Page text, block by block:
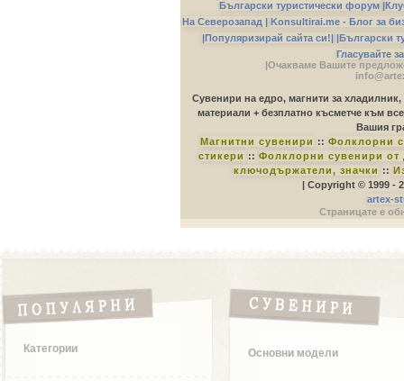
Български туристически форум |
На Северозапад | Konsultirai.me - Блог за
|Популяризирай сайта си!| |Български
Гласувайте
|Очакваме Вашите
Сувенири на едро, магнити за
материали + безплатно късметче към
Вашия
Магнитни сувенири :: Фолклорни
стикери :: Фолклорни сувенири
ключодържатели, значки ::
| Copyright © 1999 -
artex-
Страницате е
Категории Основни модели